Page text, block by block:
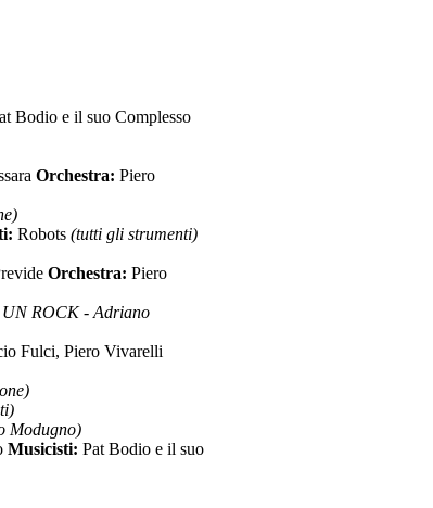
Bodio e il suo Complesso
Orchestra: Piero
Robots (tutti gli strumenti)
Orchestra: Piero
ROCK - Adriano
Fulci, Piero Vivarelli
Modugno)
Musicisti: Pat Bodio e il suo